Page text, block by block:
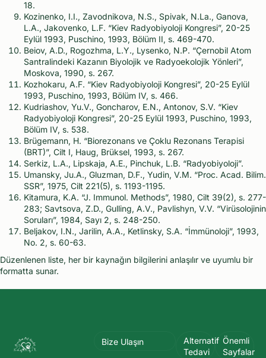
18.
Kozinenko, I.I., Zavodnikova, N.S., Spivak, N.La., Ganova,
L.A., Jakovenko, L.F. “Kiev Radyobiyoloji Kongresi”, 20-25
Eylül 1993, Puschino, 1993, Bölüm II, s. 469-470.
Beiov, A.D., Rogozhma, L.Y., Lysenko, N.P. “Çernobil Atom
Santralindeki Kazanın Biyolojik ve Radyoekolojik Yönleri”,
Moskova, 1990, s. 267.
Kozhokaru, A.F. “Kiev Radyobiyoloji Kongresi”, 20-25 Eylül
1993, Puschino, 1993, Bölüm IV, s. 466.
Kudriashov, Yu.V., Goncharov, E.N., Antonov, S.V. “Kiev
Radyobiyoloji Kongresi”, 20-25 Eylül 1993, Puschino, 1993,
Bölüm IV, s. 538.
Brügemann, H. “Biorezonans ve Çoklu Rezonans Terapisi
(BRT)”, Cilt I, Haug, Brüksel, 1993, s. 267.
Serkiz, L.A., Lipskaja, A.E., Pinchuk, L.B. “Radyobiyoloji”.
Umansky, Ju.A., Gluzman, D.F., Yudin, V.M. “Proc. Acad. Bilim.
SSR”, 1975, Cilt 221(5), s. 1193-1195.
Kitamura, K.A. “J. Immunol. Methods”, 1980, Cilt 39(2), s. 277-
283; Savtsova, Z.D., Gulling, A.V., Pavlishyn, V.V. “Virüsolojinin
Soruları”, 1984, Sayı 2, s. 248-250.
Beljakov, I.N., Jarilin, A.A., Ketlinsky, S.A. “İmmünoloji”, 1993,
No. 2, s. 60-63.
Düzenlenen liste, her bir kaynağın bilgilerini anlaşılır ve uyumlu bir
formatta sunar.
Bize Ulaşın
Alternatif
Tedavi
Önemli
Sayfalar